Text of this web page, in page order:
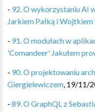
- 92. O wykorzystaniu AI
Jarkiem Pałką i
- 91. O modułach w
'Comandeer' Jakutem
- 90. O projektowaniu
Giergielewiczem, 19/11/
- 89. O GraphQL z